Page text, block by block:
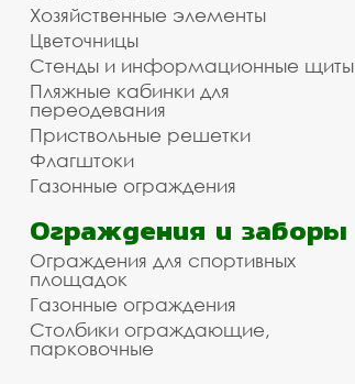
Хозяйственные элементы
Цветочницы
Стенды и информационные щиты
Пляжные кабинки для
переодевания
Приствольные решетки
Флагштоки
Газонные ограждения
Ограждения и заборы
Ограждения для спортивных
площадок
Газонные ограждения
Столбики ограждающие,
парковочные